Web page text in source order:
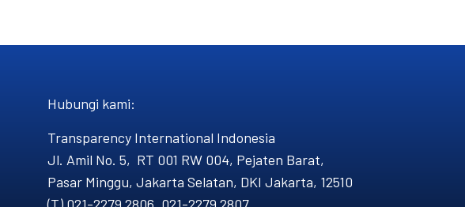
Hubungi kami​:
Transparency International Indonesia
Jl. Amil No. 5, RT 001 RW 004, Pejaten Barat,
Pasar Minggu, Jakarta Selatan, DKI Jakarta, 12510
(T) 021-2279 2806, 021-2279 2807